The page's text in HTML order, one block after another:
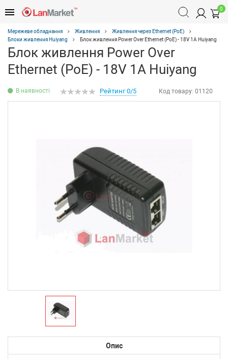
0
Мережеве обладнання Живлення
Живлення через Ethernet (PoE)
Блоки живлення Huiyang
Блок живлення Power Over Ethernet (PoE) - 18V 1A Huiyang
Блок живлення Power Over
Ethernet (PoE) - 18V 1A Huiyang
В наявності Код товару: 01120
Рейтинг 0/5
Опис